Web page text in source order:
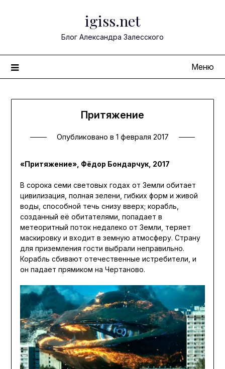
igiss.net
Блог Александра Залесского
Меню
Притяжение
Опубликовано в 1 февраля 2017
«Притяжение», Фёдор Бондарчук, 2017
В сорока семи световых годах от Земли обитает
цивилизация, полная зелени, гибких форм и живой
воды, способной течь снизу вверх; корабль,
созданный её обитателями, попадает в
метеоритный поток недалеко от Земли, теряет
маскировку и входит в земную атмосферу. Страну
для приземления гости выбрали неправильно.
Корабль сбивают отечественные истребители, и
он падает прямиком на Чертаново.